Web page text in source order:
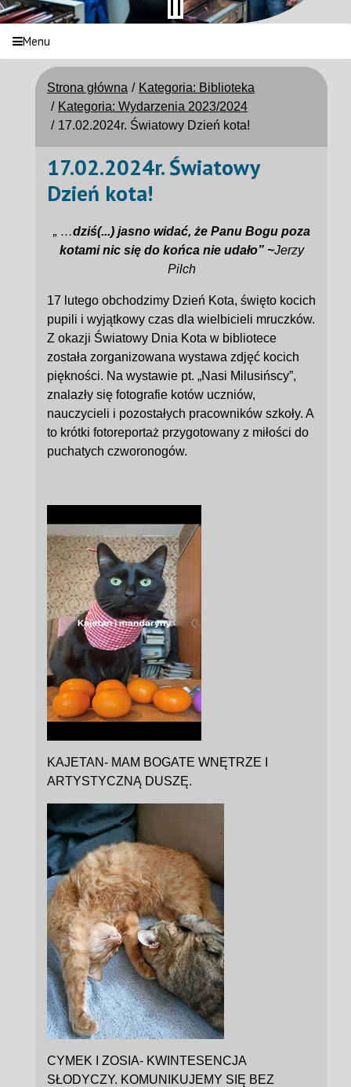
Menu
Strona główna
Kategoria: Biblioteka
Kategoria: Wydarzenia 2023/2024
17.02.2024r. Światowy Dzień kota!
17.02.2024r. Światowy
Dzień kota!
„ …dziś(...) jasno widać, że Panu Bogu poza
kotami nic się do końca nie udało” ~Jerzy
Pilch
17 lutego obchodzimy Dzień Kota, święto kocich
pupili i wyjątkowy czas dla wielbicieli mruczków.
Z okazji Światowy Dnia Kota w bibliotece
została zorganizowana wystawa zdjęć kocich
piękności. Na wystawie pt. „Nasi Milusińscy”,
znalazły się fotografie kotów uczniów,
nauczycieli i pozostałych pracowników szkoły. A
to krótki fotoreportaż przygotowany z miłości do
puchatych czworonogów.
KAJETAN- MAM BOGATE WNĘTRZE I
ARTYSTYCZNĄ DUSZĘ.
CYMEK I ZOSIA- KWINTESENCJA
SŁODYCZY. KOMUNIKUJEMY SIĘ BEZ